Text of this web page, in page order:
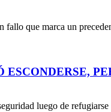
fallo que marca un
luego de